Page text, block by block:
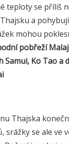
teploty se příliš
a
mohou
pobřeží
Ko Tao a
Thajska
srážky se ale ve